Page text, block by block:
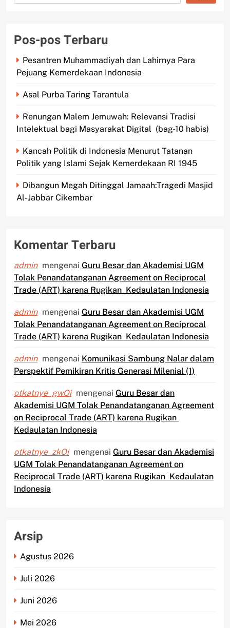
Pos-pos Terbaru
Pesantren Muhammadiyah dan Lahirnya Para
Pejuang Kemerdekaan Indonesia
Asal Purba Taring Tarantula
Renungan Malem Jemuwah: Relevansi Tradisi
Intelektual bagi Masyarakat Digital (bag-10 habis)
Kancah Politik di Indonesia Menurut Tatanan
Politik yang Islami Sejak Kemerdekaan RI 1945
Dibangun Megah Ditinggal Jamaah:Tragedi Masjid
Al-Jabbar Cikembar
Komentar Terbaru
admin mengenai Guru Besar dan Akademisi UGM
Tolak Penandatanganan Agreement on Reciprocal
Trade (ART) karena Rugikan Kedaulatan Indonesia
admin mengenai Guru Besar dan Akademisi UGM
Tolak Penandatanganan Agreement on Reciprocal
Trade (ART) karena Rugikan Kedaulatan Indonesia
admin mengenai Komunikasi Sambung Nalar dalam
Perspektif Pemikiran Kritis Generasi Milenial (1)
otkatnye_gwOi mengenai Guru Besar dan
Akademisi UGM Tolak Penandatanganan Agreement
on Reciprocal Trade (ART) karena Rugikan
Kedaulatan Indonesia
otkatnye_zkOi mengenai Guru Besar dan Akademisi
UGM Tolak Penandatanganan Agreement on
Reciprocal Trade (ART) karena Rugikan Kedaulatan
Indonesia
Arsip
Agustus 2026
Juli 2026
Juni 2026
Mei 2026